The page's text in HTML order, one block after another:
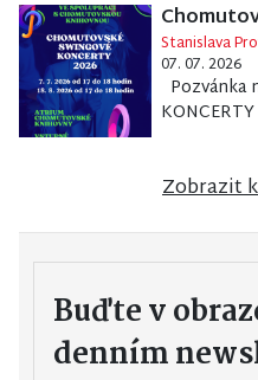
Stanislava
07. 07. 2026
Pozvánka
Zobrazit
Buďte v
denním